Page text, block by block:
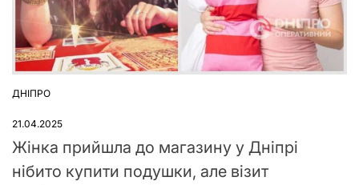
ОПУБЛІКУВАТИ
ДНІПРО
21.04.2025
Жінка прийшла до магазину у Дніпрі
нібито купити подушки, але візит